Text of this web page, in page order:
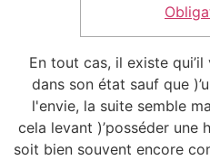
En tout cas, il existe
dans son état sauf que
l'envie, la suite semble
cela levant )’posséder une
soit bien souvent encore